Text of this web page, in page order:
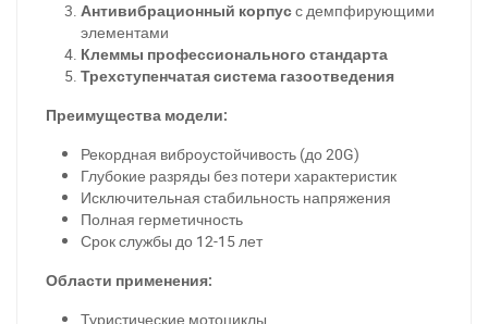
Антивибрационный корпусс демпфирующими
элементами
Клеммы профессионального стандарта
Трехступенчатая система газоотведения
Преимущества модели:
Рекордная виброустойчивость (до 20G)
Глубокие разряды без потери характеристик
Исключительная стабильность напряжения
Полная герметичность
Срок службы до 12-15 лет
Области применения:
Туристические мотоциклы